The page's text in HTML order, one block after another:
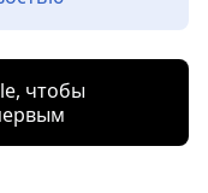
чтобы